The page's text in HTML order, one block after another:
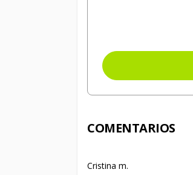
COMENTARIOS
Cristina m.